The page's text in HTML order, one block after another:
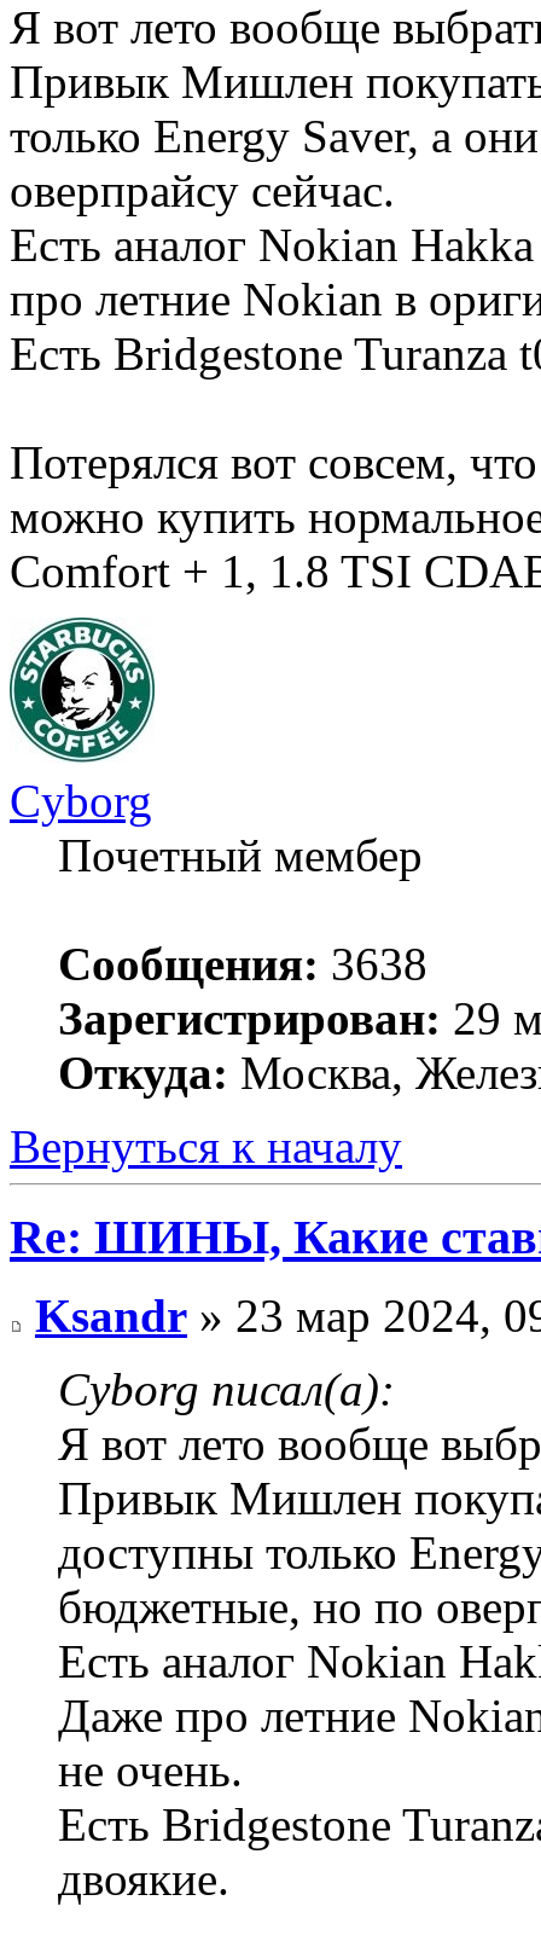
Я вот лето вообще
Привык Мишлен
только Energy Saver, а
оверпрайсу сейчас.
Есть аналог Nokian
про летние Nokian в
Есть Bridgestone Turanza
Потерялся вот совсем,
можно купить
Comfort + 1, 1.8 TSI
Cyborg
Почетный мембер
Сообщения: 3638
Зарегистрирован: 29
Откуда: Москва,
Вернуться к началу
Re: ШИНЫ, Какие
Ksandr » 23 мар 2024,
Cyborg писал(а):
Я вот лето вообще
Привык Мишлен
доступны только
бюджетные, но по
Есть аналог Nokian
Даже про летние
не очень.
Есть Bridgestone
двоякие.